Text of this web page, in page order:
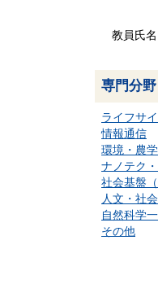
教員氏
専門分野
ライフサ
情報通信
環境・農学
ナノテク
社会基盤
人文・社会
自然科学
その他